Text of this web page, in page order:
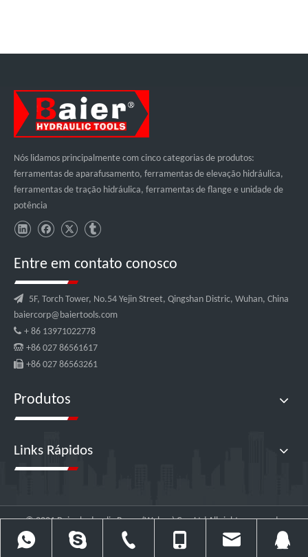
Nós lidamos principalmente com cinco categorias de produtos:
ferramentas de aparafusamento, ferramentas de elevação hidráulica,
ferramentas de tração hidráulica, ferramentas de flange e unidade de
potência
Entre em contato conosco
 5F, Torch Tower, No.54 Yejin Street, Qingshan Distric, Wuhan, China
baiercorp@baiertools.com
 + 86 13971022778
 +86 027 86561617
 +86 027 86563261
Produtos
Links Rápidos
© 2021 Baier hydraulic Power(Wuhan) Co., Ltd All rights reserved.
Supported by
leadong.com